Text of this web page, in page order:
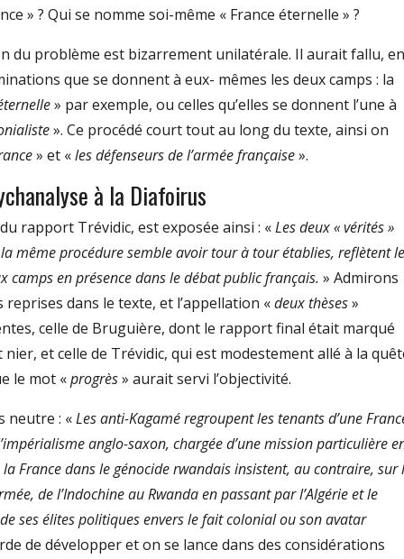
» ? Qui se nomme soi-même « France éternelle » ?
du problème est bizarrement unilatérale. Il aurait fallu, en
que se donnent à eux- mêmes les deux camps : la
» par exemple, ou celles qu’elles se donnent l’une à
». Ce procédé court tout au long du texte, ainsi on
» et «les défenseurs de l’armée française».
à la Diafoirus
rapport Trévidic, est exposée ainsi : «Les deux «vérités»
même procédure semble avoir tour à tour établies, reflètent
camps en présence dans le débat public français. » Admirons
reprises dans le texte, et l’appellation «deux thèses»
celle de Bruguière, dont le rapport final était marqué
et celle de Trévidic, qui est modestement allé à la
le mot «progrès» aurait servi l’objectivité.
neutre : «Les anti-Kagamé regroupent les tenants d’une
anglo-saxon, chargée d’une mission particulière
France dans le génocide rwandais insistent, au contraire, sur
de l’Indochine au Rwanda en passant par l’Algérie et le
ses élites politiques envers le fait colonial ou son avatar
de développer et on se lance dans des considérations